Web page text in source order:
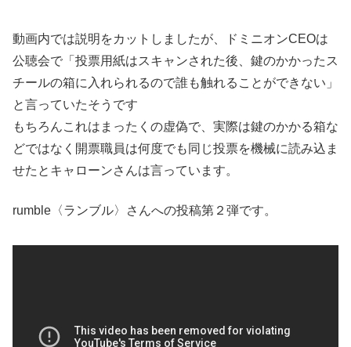
動画内では説明をカットしましたが、ドミニオンCEOは
公聴会で「投票用紙はスキャンされた後、鍵のかかったス
チールの箱に入れられるので誰も触れることができない」
と言っていたそうです
もちろんこれはまったくの虚偽で、実際は鍵のかかる箱な
どではなく開票職員は何度でも同じ投票を機械に読み込ま
せたとキャローンさんは言っています。
rumble〈ランブル〉さんへの投稿第２弾です。